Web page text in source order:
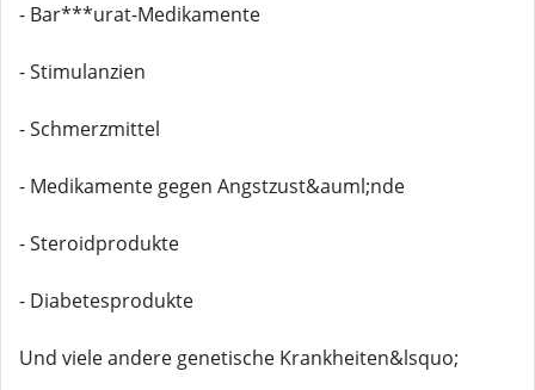
- Bar***urat-Medikamente
- Stimulanzien
- Schmerzmittel
- Medikamente gegen Angstzust&auml;nde
- Steroidprodukte
- Diabetesprodukte
Und viele andere genetische Krankheiten&lsquo;